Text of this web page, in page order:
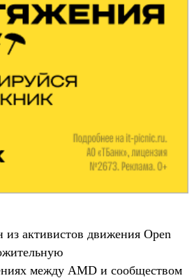
активистов движения Open
между AMD и сообществом